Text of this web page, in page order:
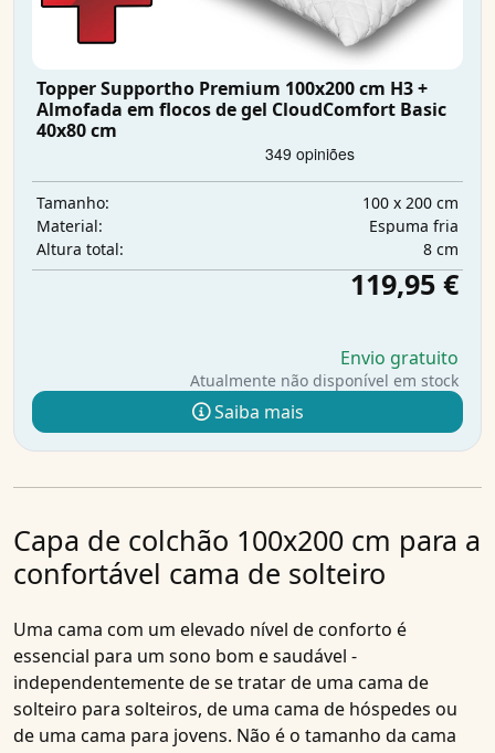
Topper Supportho Premium 100x200 cm H3 +
Almofada em flocos de gel CloudComfort Basic
40x80 cm
Tamanho:
100 x 200 cm
Material:
Espuma fria
Altura total:
8 cm
119,95 €
Envio gratuito
Atualmente não disponível em stock
Saiba mais
Capa de colchão 100x200 cm para a
confortável cama de solteiro
Uma cama com um elevado nível de conforto é
essencial para um sono bom e saudável -
independentemente de se tratar de uma cama de
solteiro para solteiros, de uma cama de hóspedes ou
de uma cama para jovens. Não é o tamanho da cama